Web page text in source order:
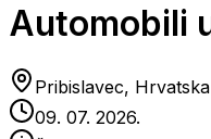
Automobili
Pribislavec, Hrvatska
09. 07. 2026.